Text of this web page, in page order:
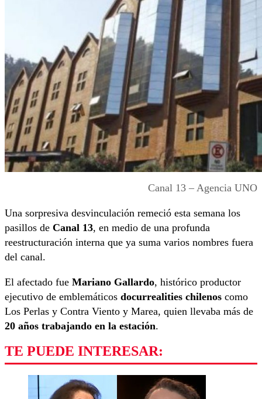
Canal 13 – Agencia UNO
Una sorpresiva desvinculación remeció esta semana los
pasillos de Canal 13, en medio de una profunda
reestructuración interna que ya suma varios nombres fuera
del canal.
El afectado fue Mariano Gallardo, histórico productor
ejecutivo de emblemáticos docurrealities chilenos como
Los Perlas y Contra Viento y Marea, quien llevaba más de
20 años trabajando en la estación.
TE PUEDE INTERESAR: